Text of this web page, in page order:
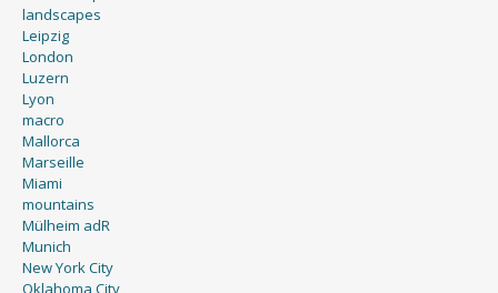
landscapes
Leipzig
London
Luzern
Lyon
macro
Mallorca
Marseille
Miami
mountains
Mülheim adR
Munich
New York City
Oklahoma City